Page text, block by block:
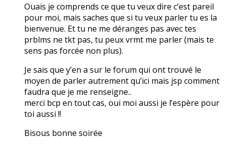
Ouais je comprends ce que tu veux dire c’est pareil
pour moi, mais saches que si tu veux parler tu es la
bienvenue. Et tu ne me déranges pas avec tes
prblms ne tkt pas, tu peux vrmt me parler (mais te
sens pas forcée non plus).
Je sais que y’en a sur le forum qui ont trouvé le
moyen de parler autrement qu’ici mais jsp comment
faudra que je me renseigne..
merci bcp en tout cas, oui moi aussi je l’espère pour
toi aussi !!
Bisous bonne soirée